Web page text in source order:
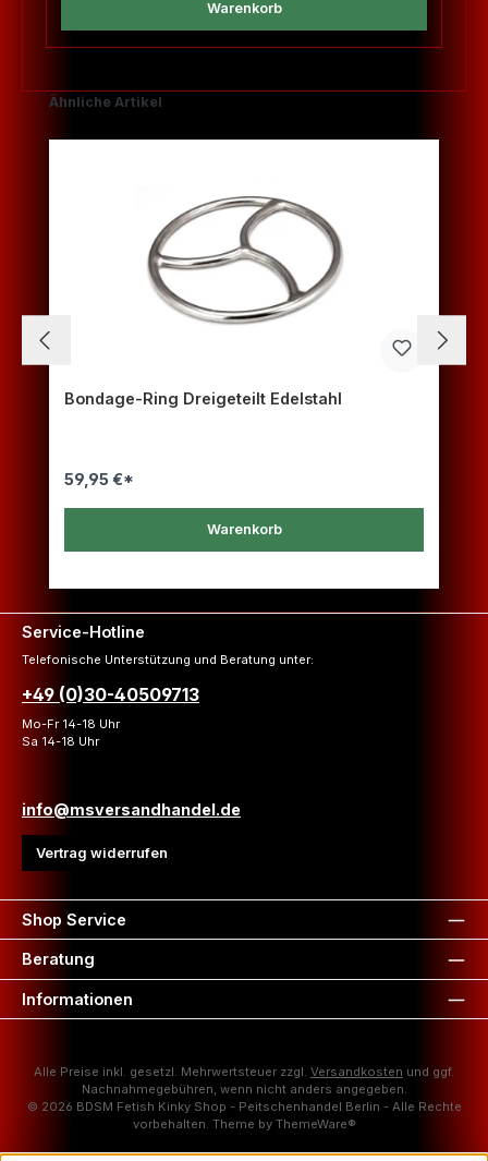
Warenkorb
Produktgalerie überspringen
Ähnliche Artikel
Bondage-Ring Dreigeteilt Edelstahl
59,95 €*
Warenkorb
Service-Hotline
Telefonische Unterstützung und Beratung unter:
+49 (0)30-40509713
Mo-Fr 14-18 Uhr
Sa 14-18 Uhr
info@msversandhandel.de
Vertrag widerrufen
Shop Service
Beratung
Informationen
Alle Preise inkl. gesetzl. Mehrwertsteuer zzgl. Versandkosten und ggf.
Nachnahmegebühren, wenn nicht anders angegeben.
© 2026 BDSM Fetish Kinky Shop - Peitschenhandel Berlin - Alle Rechte
vorbehalten. Theme by ThemeWare®